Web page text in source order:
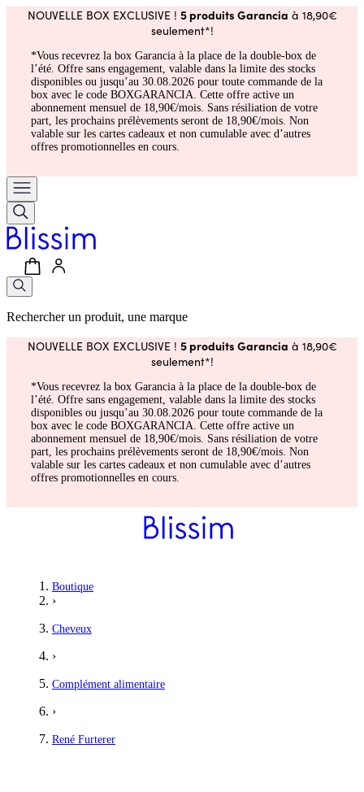
NOUVELLE BOX EXCLUSIVE ! 5 produits Garancia à 18,90€
seulement*!
*Vous recevrez la box Garancia à la place de la double-box de
l’été. Offre sans engagement, valable dans la limite des stocks
disponibles ou jusqu’au 30.08.2026 pour toute commande de la
box avec le code BOXGARANCIA. Cette offre active un
abonnement mensuel de 18,90€/mois. Sans résiliation de votre
part, les prochains prélèvements seront de 18,90€/mois. Non
valable sur les cartes cadeaux et non cumulable avec d’autres
offres promotionnelles en cours.
Rechercher un produit, une marque
NOUVELLE BOX EXCLUSIVE ! 5 produits Garancia à 18,90€
seulement*!
*Vous recevrez la box Garancia à la place de la double-box de
l’été. Offre sans engagement, valable dans la limite des stocks
disponibles ou jusqu’au 30.08.2026 pour toute commande de la
box avec le code BOXGARANCIA. Cette offre active un
abonnement mensuel de 18,90€/mois. Sans résiliation de votre
part, les prochains prélèvements seront de 18,90€/mois. Non
valable sur les cartes cadeaux et non cumulable avec d’autres
offres promotionnelles en cours.
Boutique
›
Cheveux
›
Complément alimentaire
›
René Furterer